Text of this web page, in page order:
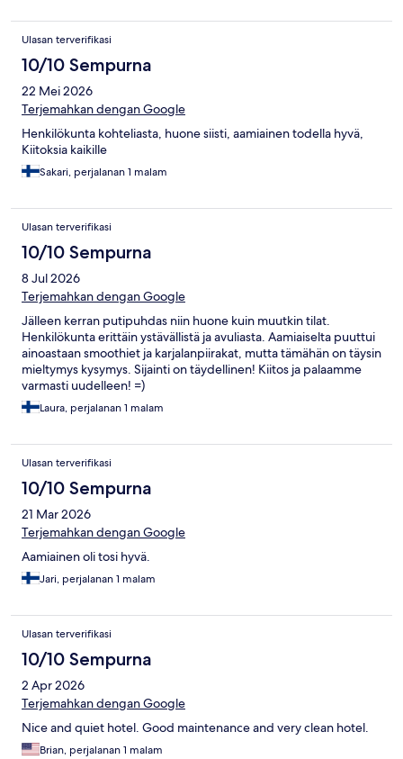
Ulasan terverifikasi
10/10 Sempurna
22 Mei 2026
Terjemahkan dengan Google
Henkilökunta kohteliasta, huone siisti, aamiainen todella hyvä,
Kiitoksia kaikille
Sakari, perjalanan 1 malam
Ulasan terverifikasi
10/10 Sempurna
8 Jul 2026
Terjemahkan dengan Google
Jälleen kerran putipuhdas niin huone kuin muutkin tilat.
Henkilökunta erittäin ystävällistä ja avuliasta. Aamiaiselta puuttui
ainoastaan smoothiet ja karjalanpiirakat, mutta tämähän on täysin
mieltymys kysymys. Sijainti on täydellinen! Kiitos ja palaamme
varmasti uudelleen! =)
Laura, perjalanan 1 malam
Ulasan terverifikasi
10/10 Sempurna
21 Mar 2026
Terjemahkan dengan Google
Aamiainen oli tosi hyvä.
Jari, perjalanan 1 malam
Ulasan terverifikasi
10/10 Sempurna
2 Apr 2026
Terjemahkan dengan Google
Nice and quiet hotel. Good maintenance and very clean hotel.
Brian, perjalanan 1 malam